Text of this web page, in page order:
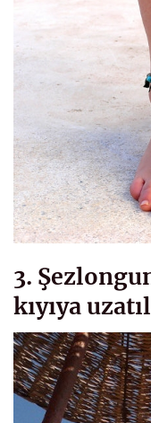
3.
kıyıya